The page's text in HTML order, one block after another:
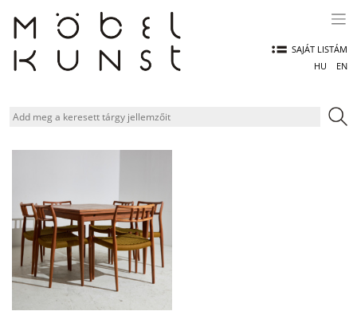
content
SAJÁT LISTÁM
HU
EN